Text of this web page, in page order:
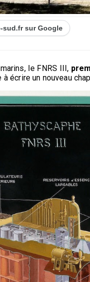
sud.fr sur Google
le FNRS III,
à écrire un nouveau